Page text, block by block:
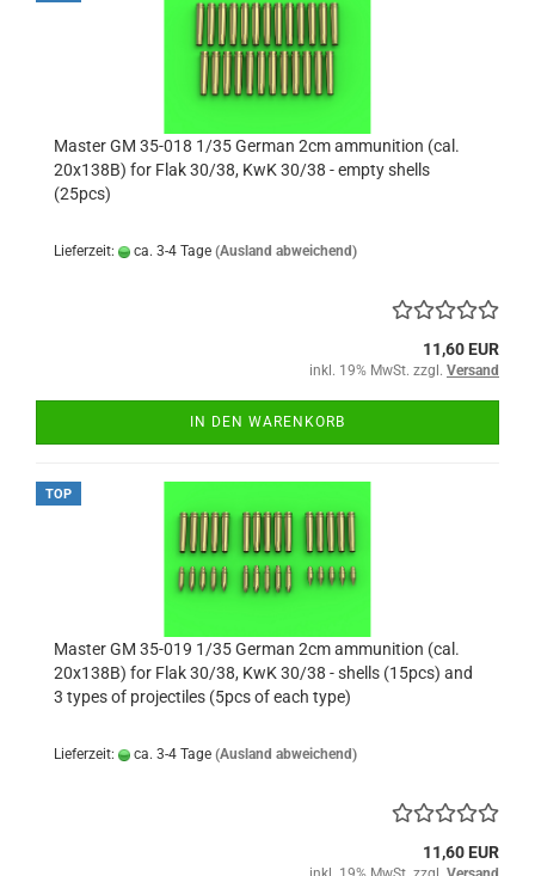
Master GM 35-018 1/35 German 2cm ammunition (cal.
20x138B) for Flak 30/38, KwK 30/38 - empty shells
(25pcs)
Lieferzeit: ca. 3-4 Tage (Ausland abweichend)
11,60 EUR
inkl. 19% MwSt. zzgl. Versand
IN DEN WARENKORB
TOP
Master GM 35-019 1/35 German 2cm ammunition (cal.
20x138B) for Flak 30/38, KwK 30/38 - shells (15pcs) and
3 types of projectiles (5pcs of each type)
Lieferzeit: ca. 3-4 Tage (Ausland abweichend)
11,60 EUR